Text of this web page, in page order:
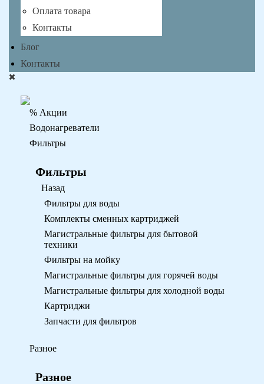
Оплата товара
Контакты
Блог
Контакты
% Акции
Водонагреватели
Фильтры
Фильтры
Назад
Фильтры для воды
Комплекты сменных картриджей
Магистральные фильтры для бытовой
техники
Фильтры на мойку
Магистральные фильтры для горячей воды
Магистральные фильтры для холодной воды
Картриджи
Запчасти для фильтров
Разное
Разное